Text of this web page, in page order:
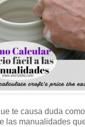
te causa duda
las manualidades